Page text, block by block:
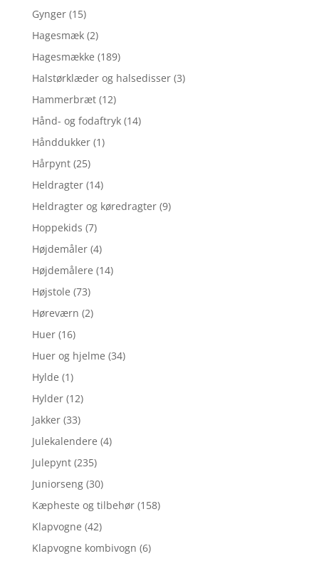
Gynger (15)
Hagesmæk (2)
Hagesmække (189)
Halstørklæder og halsedisser (3)
Hammerbræt (12)
Hånd- og fodaftryk (14)
Hånddukker (1)
Hårpynt (25)
Heldragter (14)
Heldragter og køredragter (9)
Hoppekids (7)
Højdemåler (4)
Højdemålere (14)
Højstole (73)
Høreværn (2)
Huer (16)
Huer og hjelme (34)
Hylde (1)
Hylder (12)
Jakker (33)
Julekalendere (4)
Julepynt (235)
Juniorseng (30)
Kæpheste og tilbehør (158)
Klapvogne (42)
Klapvogne kombivogn (6)